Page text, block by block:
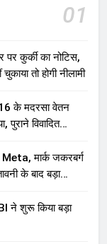
01
पर कुर्की का नोटिस,
तो होगी नीलामी
के मदरसा वेतन
पुराने विवादित
Meta, मार्क जकरबर्ग
के बाद बड़ा
ने शुरू किया बड़ा